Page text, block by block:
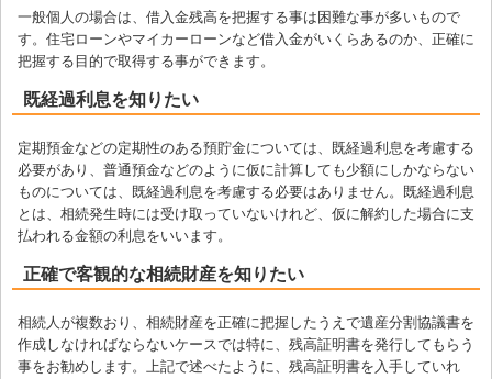
一般個人の場合は、借入金残高を把握する事は困難な事が多いもので
す。住宅ローンやマイカーローンなど借入金がいくらあるのか、正確に
把握する目的で取得する事ができます。
既経過利息を知りたい
定期預金などの定期性のある預貯金については、既経過利息を考慮する
必要があり、普通預金などのように仮に計算しても少額にしかならない
ものについては、既経過利息を考慮する必要はありません。既経過利息
とは、相続発生時には受け取っていないけれど、仮に解約した場合に支
払われる金額の利息をいいます。
正確で客観的な相続財産を知りたい
相続人が複数おり、相続財産を正確に把握したうえで遺産分割協議書を
作成しなければならないケースでは特に、残高証明書を発行してもらう
事をお勧めします。上記で述べたように、残高証明書を入手していれ